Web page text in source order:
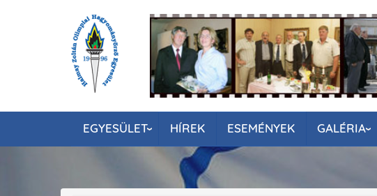
EGYESÜLET HÍREK ESEMÉNYEK GALÉRIA